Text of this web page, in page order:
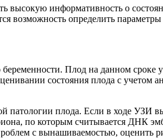
высокую информативность о
возможность определить
Плод на данном сроке
состояния плода с учетом
патологии плода. Если в ходе УЗИ
по которым считывается ДНК
с вынашиваемостью, оценить